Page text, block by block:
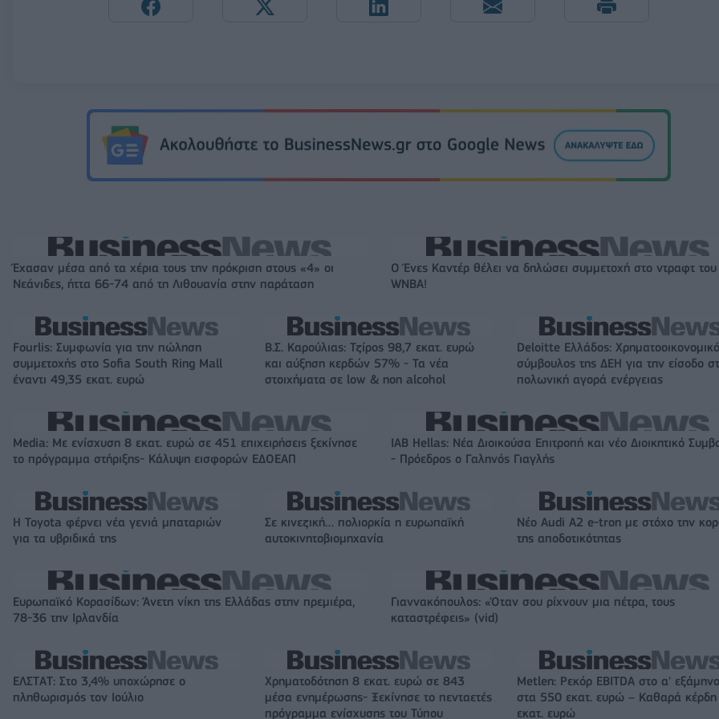
Έχασαν μέσα από τα χέρια τους την πρόκριση στους «4» οι
Νεάνιδες, ήττα 66-74 από τη Λιθουανία στην παράταση
Ο Ένες Καντέρ θέλει να δηλώσει συμμετοχή στο ντραφτ του
WNBA!
Fourlis: Συμφωνία για την πώληση
συμμετοχής στο Sofia South Ring Mall
έναντι 49,35 εκατ. ευρώ
Β.Σ. Καρούλιας: Τζίρος 98,7 εκατ. ευρώ
και αύξηση κερδών 57% - Τα νέα
στοιχήματα σε low & non alcohol
Deloitte Ελλάδος:
σύμβουλος της ΔΕΗ για την είσοδο
πολωνική αγορά ενέργειας
Media: Με ενίσχυση 8 εκατ. ευρώ σε 451 επιχειρήσεις ξεκίνησε
το πρόγραμμα στήριξης- Κάλυψη εισφορών ΕΔΟΕΑΠ
IAB Hellas: Νέα Διοικούσα Επιτροπή και νέο Διοικητικό
- Πρόεδρος ο Γαληνός Γιαγλής
Η Toyota φέρνει νέα γενιά μπαταριών
για τα υβριδικά της
Σε κινεζική… πολιορκία η ευρωπαϊκή
αυτοκινητοβιομηχανία
Νέο Audi A2 e-tron με στόχο την
της αποδοτικότητας
Ευρωπαϊκό Κορασίδων: Άνετη νίκη της Ελλάδας στην πρεμιέρα,
78-36 την Ιρλανδία
Γιαννακόπουλος: «Όταν σου ρίχνουν μια πέτρα, τους
καταστρέφεις» (vid)
ΕΛΣΤΑΤ: Στο 3,4% υποχώρησε ο
πληθωρισμός τον Ιούλιο
Χρηματοδότηση 8 εκατ. ευρώ σε 843
μέσα ενημέρωσης- Ξεκίνησε το πενταετές
πρόγραμμα ενίσχυσης του Τύπου
Metlen: Ρεκόρ EBITDA στο α'
στα 550 εκατ. ευρώ – Καθαρά
εκατ. ευρώ